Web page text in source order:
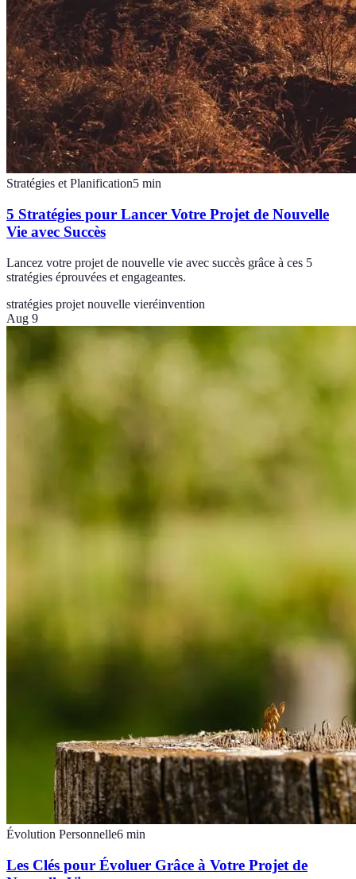
Stratégies et Planification5 min
5 Stratégies pour Lancer Votre Projet de Nouvelle
Vie avec Succès
Lancez votre projet de nouvelle vie avec succès grâce à ces 5
stratégies éprouvées et engageantes.
stratégies projet nouvelle vieréinvention
Aug 9
Évolution Personnelle6 min
Les Clés pour Évoluer Grâce à Votre Projet de